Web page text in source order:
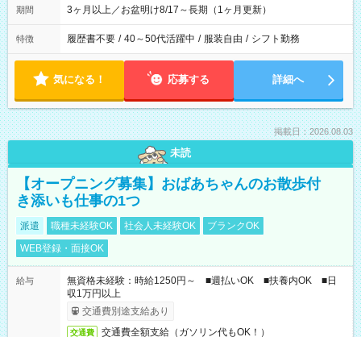
期間 3ヶ月以上／お盆明け8/17～長期（1ヶ月更新）
特徴 履歴書不要 / 40～50代活躍中 / 服装自由 / シフト勤務
気になる！ 応募する 詳細へ
掲載日：2026.08.03
未読
【オープニング募集】おばあちゃんのお散歩付
き添いも仕事の1つ
派遣 職種未経験OK 社会人未経験OK
ブランクOK
WEB登録・面接OK
給与
無資格未経験：時給1250円～ ■週払いOK ■扶養内OK ■日
収1万円以上
交通費別途支給あり
交通費 交通費全額支給（ガソリン代もOK！）